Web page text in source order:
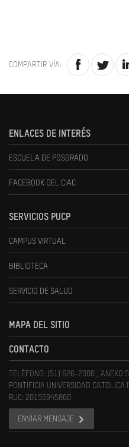
COMPARTIR VÍA:
ENLACES DE INTERÉS
ESCUELA DE POSGRADO
FACEBOOK DEL CIAC
SERVICIOS PUCP
CAMPUS VIRTUAL
BIBLIOTECA
SERVICIO DE SALUD
MAPA DEL SITIO
CONTACTO
TELÉFONO: (51) 626-2000 , ANEXO
PONTIFICIA UNIVERSIDAD CATOLICA
RUC: 20155945860
ENVIAR MENSAJE